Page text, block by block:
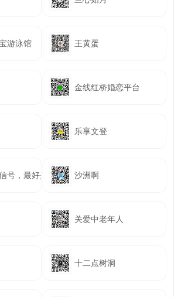
游泳馆 王黄蛋
金线红桥婚恋平台
乐享文登
号，最好是实名的老号
沙洲啊
关爱中老年人
十二点树洞